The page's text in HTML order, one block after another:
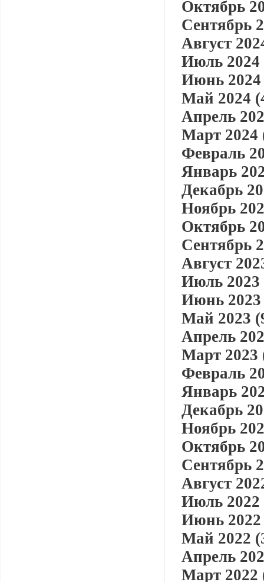
Октябрь
Сентябрь
Август
Июль 2024
Июнь 2024
Май 2024
Апрель
Март 2024
Февраль
Январь
Декабрь
Ноябрь
Октябрь
Сентябрь
Август
Июль 2023
Июнь 2023
Май 2023
Апрель
Март 2023
Февраль
Январь
Декабрь
Ноябрь
Октябрь
Сентябрь
Август
Июль 2022
Июнь 2022
Май 2022
Апрель
Март 2022